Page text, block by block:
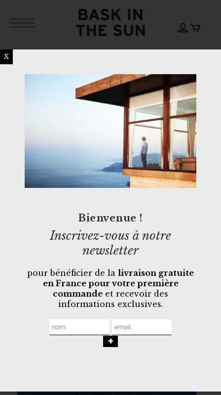
Bienvenue !
Inscrivez-vous à notre
newsletter
pour bénéficier de la livraison gratuite
en France pour votre première
commande et recevoir des
informations exclusives.
X